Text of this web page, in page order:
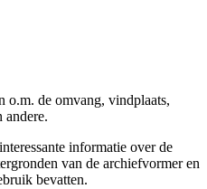
o.m. de omvang, vindplaats,
andere.
informatie over de
van de archiefvormer en
bevatten.